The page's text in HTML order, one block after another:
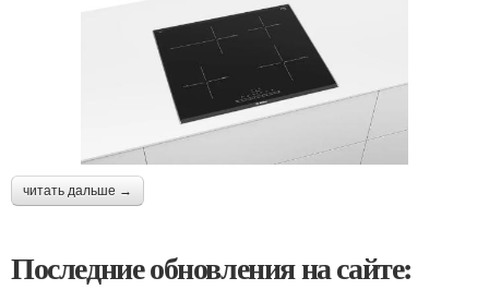
читать дальше →
Последние обновления на сайте: